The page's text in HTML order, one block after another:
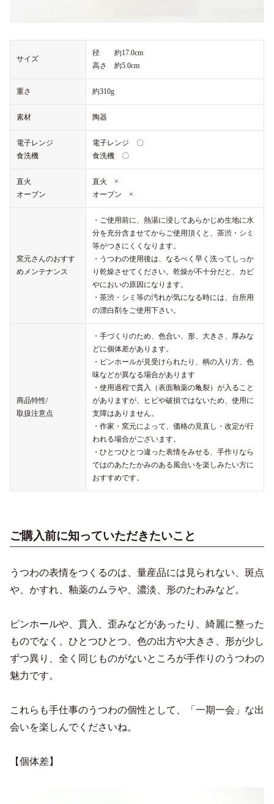
サイズ
径 約17.0cm
高さ 約5.0cm
重さ 約310g
素材 陶器
電子レンジ
食洗機
電子レンジ 〇
食洗機 〇
直火
オーブン
直火 ×
オーブン ×
窯元さんのおすす
めメンテナンス
・ご使用前に、熱湯に浸してあらかじめ生地に水
分を充分含ませてからご使用頂くと、茶渋・シミ
等がつきにくくなります。
・うつわの使用後は、なるべく早く洗ってしっか
り乾燥させてください。乾燥が不十分だと、カビ
やにおいの原因になります。
・茶渋・シミ等の汚れが気になる時には、台所用
の漂白剤をご使用下さい。
商品特性/
取扱注意点
・手づくりのため、色合い、形、大きさ、厚みな
どに個体差があります。
・ピンホールが見受けられたり、柄の入り方、色
味などが異なる場合があります
・使用過程で貫入（表面釉薬の亀裂）が入ること
がありますが、ヒビや破損ではないため、使用に
支障はありません。
・作家・窯元によって、価格の見直し・改定が行
われる場合がございます。
・ひとつひとつ違った表情をみせる、手作りなら
ではのあたたかみのある風合いを楽しみたい方に
おすすめです。
ご購入前に知っていただきたいこと
うつわの表情をつくるのは、量産品には見られない、斑点
や、かすれ、釉薬のムラや、濃淡、形のたわみなど。
ピンホールや、貫入、歪みなどがあったり、綺麗に整った
ものでなく、ひとつひとつ、色の出方や大きさ、形が少し
ずつ異り、全く同じものがないところが手作りのうつわの
魅力です。
これらも手仕事のうつわの個性として、「一期一会」な出
会いを楽しんでくださいね。
【個体差】